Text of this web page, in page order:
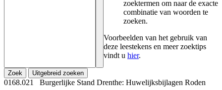
zoektermen om naar de exacte
combinatie van woorden te
zoeken.
Voorbeelden van het gebruik van
deze leestekens en meer zoektips
vindt u hier.
Zoek Uitgebreid zoeken
0168.021 Burgerlijke Stand Drenthe: Huwelijksbijlagen Roden